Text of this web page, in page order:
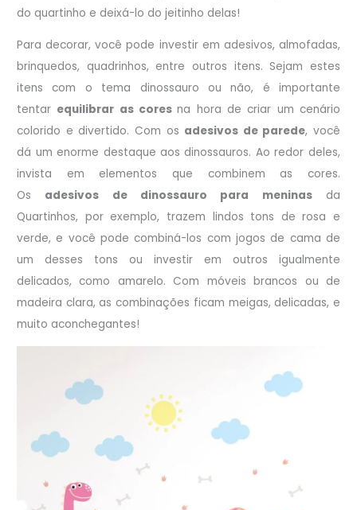
do quartinho e deixá-lo do jeitinho delas!
Para decorar, você pode investir em adesivos, almofadas,
brinquedos, quadrinhos, entre outros itens. Sejam estes
itens com o tema dinossauro ou não, é importante
tentar equilibrar as coresna hora de criar um cenário
colorido e divertido. Com os adesivos de parede, você
dá um enorme destaque aos dinossauros. Ao redor deles,
invista em elementos que combinem as cores.
Os adesivos de dinossauro para meninasda
Quartinhos, por exemplo, trazem lindos tons de rosa e
verde, e você pode combiná-los com jogos de cama de
um desses tons ou investir em outros igualmente
delicados, como amarelo. Com móveis brancos ou de
madeira clara, as combinações ficam meigas, delicadas, e
muito aconchegantes!